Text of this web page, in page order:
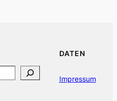
DATEN
Impressum